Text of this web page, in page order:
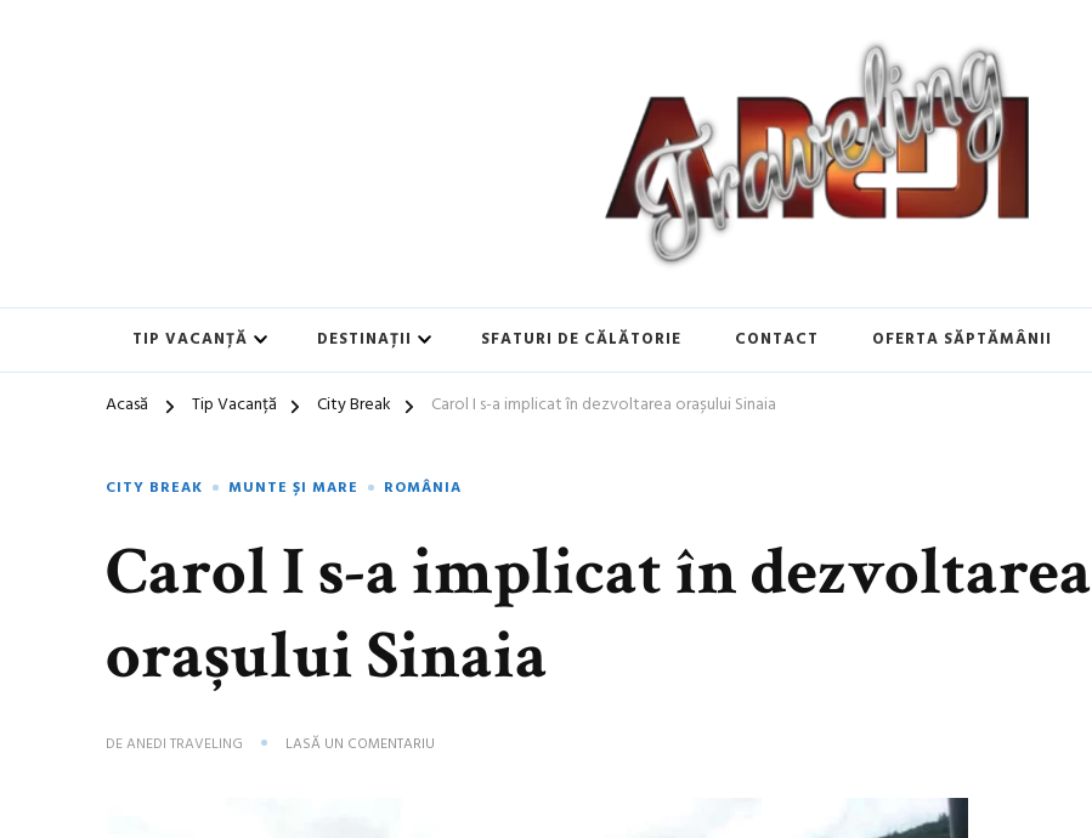
TIP VACANȚĂ DESTINAȚII SFATURI DE CĂLĂTORIE CONTACT OFERTA SĂPTĂMÂNII
Acasă Tip Vacanță City Break Carol I s-a implicat în dezvoltarea orașului Sinaia
CITY BREAK MUNTE ȘI MARE ROMÂNIA
Carol I s-a implicat în dezvoltarea
orașului Sinaia
DEANEDI TRAVELING LASĂ UN COMENTARIU